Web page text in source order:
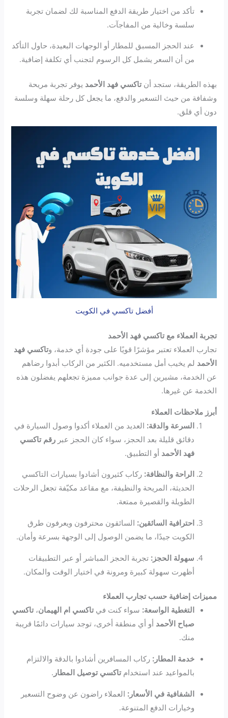
تأكد من اختيار طريقة الدفع المناسبة لك لضمان تجربة
سلسة وخالية من المفاجآت.
عند الحجز المسبق للمطار أو الوجهات البعيدة، حاول التأكد
من أن السعر يشمل كل الرسوم لتجنب أي تكلفة إضافية.
بهذه الطريقة، ستجد أنتاكسي فهد الأحمد يوفر تجربة مريحة
وشفافة من حيث التسعير والدفع، ما يجعل كل رحلة سهلة وسلسة
دون أي قلق.
أفضل تاكسي في الكويت
تجربة العملاء مع تاكسي فهد الأحمد
تجارب العملاء تعتبر مؤشرًا قويًا على جودة أي خدمة، وتاكسي فهد
الأحمد لم يخيب أمل مستخدميه. الكثير من الركاب أبدوا رضاهم
عن الخدمة، مشيرين إلى عدة جوانب مميزة تجعلهم يفضلون هذه
الخدمة عن غيرها.
أبرز ملاحظات العملاء
السرعة والدقة: العديد من العملاء أكدوا وصول السيارة في
دقائق قليلة بعد الحجز، سواء كان الحجز عبررقم تاكسي
فهد الأحمد أو التطبيق.
الراحة والنظافة: ركاب كثيرون أشادوا بسيارات التاكسي
الحديثة، المريحة والنظيفة، مع مقاعد مكيّفة تجعل الرحلات
الطويلة والقصيرة ممتعة.
احترافية السائقين: السائقون محترفون ويعرفون طرق
الكويت جيدًا، ما يضمن الوصول إلى الوجهة بسرعة وأمان.
سهولة الحجز: تجربة الحجز المباشر أو عبر التطبيقات
أظهرت سهولة كبيرة ومرونة في اختيار الوقت والمكان.
مميزات إضافية حسب تجارب العملاء
التغطية الواسعة: سواء كنت فيتاكسي ام الهيمان،تاكسي
صباح الأحمد أو أي منطقة أخرى، توجد سيارات دائمًا قريبة
منك.
خدمة المطار: ركاب المسافرين أشادوا بالدقة والالتزام
بالمواعيد عند استخدامتاكسي توصيل المطار .
الشفافية في الأسعار: العملاء راضون عن وضوح التسعير
وخيارات الدفع المتنوعة.